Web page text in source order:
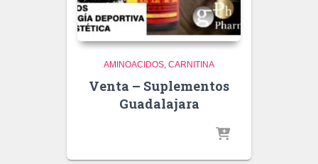
AMINOACIDOS CARNITINA
Venta – Suplementos
Guadalajara